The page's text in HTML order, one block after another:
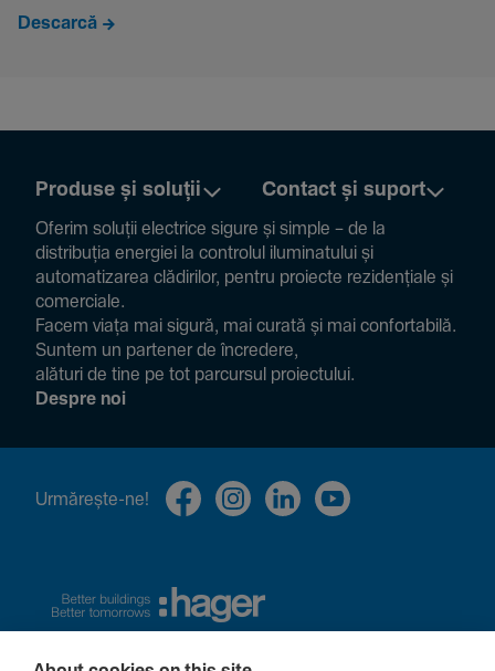
Descarcă
Produse și soluții Contact și suport
Oferim soluții electrice sigure și simple – de la
distribuția energiei la controlul ilumi­na­tului și
auto­ma­ti­zarea clădi­rilor, pentru proiecte rezi­den­țiale și
comer­ciale.
Facem viața mai sigură, mai curată și mai confor­ta­bilă.
Suntem un partener de încre­dere,
alături de tine pe tot parcursul proiec­tului.
Despre noi
Urmă­rește-ne!